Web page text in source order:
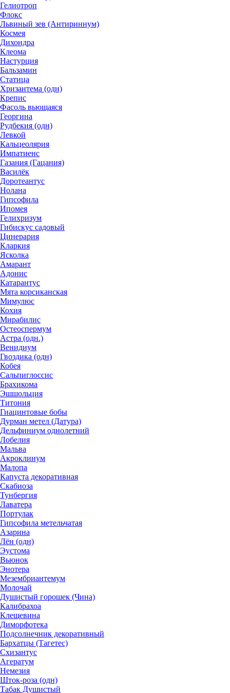
Гелиотроп
Флокс
Львиный зев (Антириннум)
Космея
Дихондра
Клеома
Настурция
Бальзамин
Статица
Хризантема (одн)
Крепис
Фасоль вьющаяся
Георгина
Рудбекия (одн)
Левкой
Кальцеолярия
Импатиенс
Газания (Гацания)
Василёк
Доротеантус
Нолана
Гипсофила
Ипомея
Гелихризум
Гибискус садовый
Цинерария
Кларкия
Ясколка
Амарант
Адонис
Катарантус
Мята корсиканская
Мимулюс
Кохия
Мирабилис
Остеоспермум
Астра (одн.)
Венидиум
Гвоздика (одн)
Кобея
Сальпиглоссис
Брахикома
Эшшольция
Титония
Гиацинтовые бобы
Дурман метел (Датура)
Дельфиниум однолетний
Лобелия
Мальва
Акроклинум
Малопа
Капуста декоративная
Скабиоза
Тунбергия
Лаватера
Портулак
Гипсофила метельчатая
Азарина
Лён (одн)
Эустома
Вьюнок
Энотера
Мезембриантемум
Молочай
Душистый горошек (Чина)
Калибрахоа
Клещевина
Диморфотека
Подсолнечник декоративный
Бархатцы (Тагетес)
Схизантус
Агератум
Немезия
Шток-роза (одн)
Табак Душистый